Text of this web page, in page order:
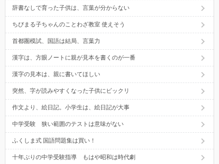
辞書なしで育った子供は、言葉が分からない
ちびまる子ちゃんのことわざ教室 使えそう
首都圏模試、国語は結局、言葉力
漢字は、方眼ノートに親が見本を書くのが一番
漢字の見本は、親に書いてほしい
突然、字が読みやすくなった子供にビックリ
作文より、絵日記。小学生は、絵日記が大事
中学受験 狭い範囲のテストは意味がない
ふくしま式 国語問題集は買い！
十年ぶりの中学受験指導 もはや昭和は時代劇